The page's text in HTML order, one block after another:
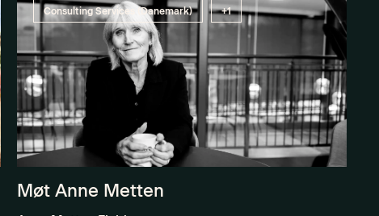
Consulting Services (Danemark) +1
Møt Anne Metten